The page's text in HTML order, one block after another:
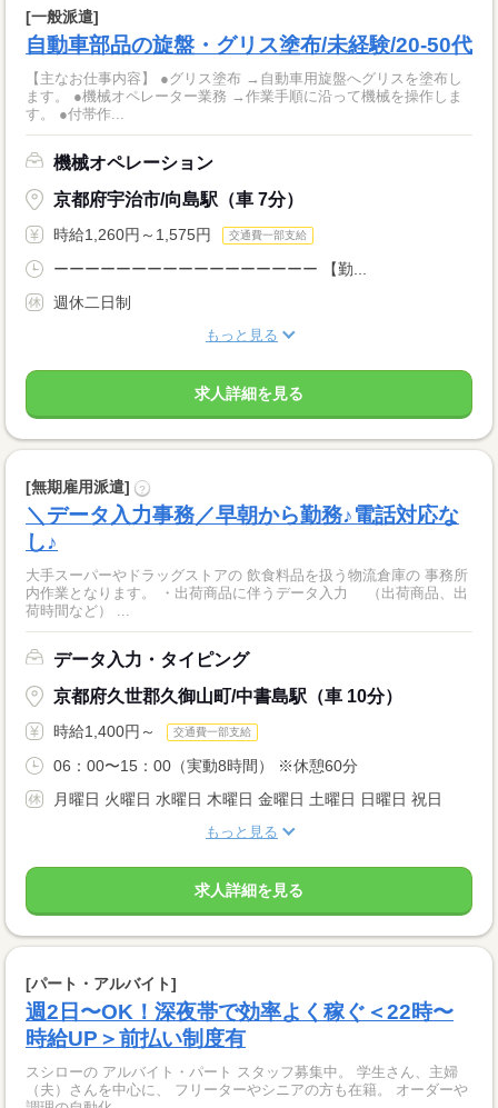
[一般派遣]
自動車部品の旋盤・グリス塗布/未経験/20-50代
【主なお仕事内容】 ●グリス塗布 →自動車用旋盤へグリスを塗布し
ます。 ●機械オペレーター業務 →作業手順に沿って機械を操作しま
す。 ●付帯作...
機械オペレーション
京都府宇治市/向島駅（車 7分）
時給1,260円～1,575円 交通費一部支給
ーーーーーーーーーーーーーーーーー 【勤...
週休二日制
もっと見る
求人詳細を見る
[無期雇用派遣] ?
＼データ入力事務／早朝から勤務♪電話対応な
し♪
大手スーパーやドラッグストアの 飲食料品を扱う物流倉庫の 事務所
内作業となります。 ・出荷商品に伴うデータ入力 （出荷商品、出
荷時間など） ...
データ入力・タイピング
京都府久世郡久御山町/中書島駅（車 10分）
時給1,400円～ 交通費一部支給
06：00〜15：00（実動8時間） ※休憩60分
月曜日 火曜日 水曜日 木曜日 金曜日 土曜日 日曜日 祝日
もっと見る
求人詳細を見る
[パート・アルバイト]
週2日〜OK！深夜帯で効率よく稼ぐ＜22時〜
時給UP＞前払い制度有
スシローの アルバイト・パート スタッフ募集中。 学生さん、主婦
（夫）さんを中心に、 フリーターやシニアの方も在籍。 オーダーや